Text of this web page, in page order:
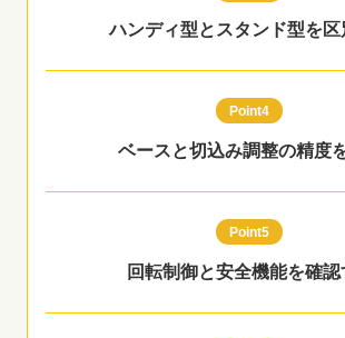
ハンディ型とスタンド型を区
Point4
ベースと切込み調整の精度
Point5
回転制御と安全機能を確認